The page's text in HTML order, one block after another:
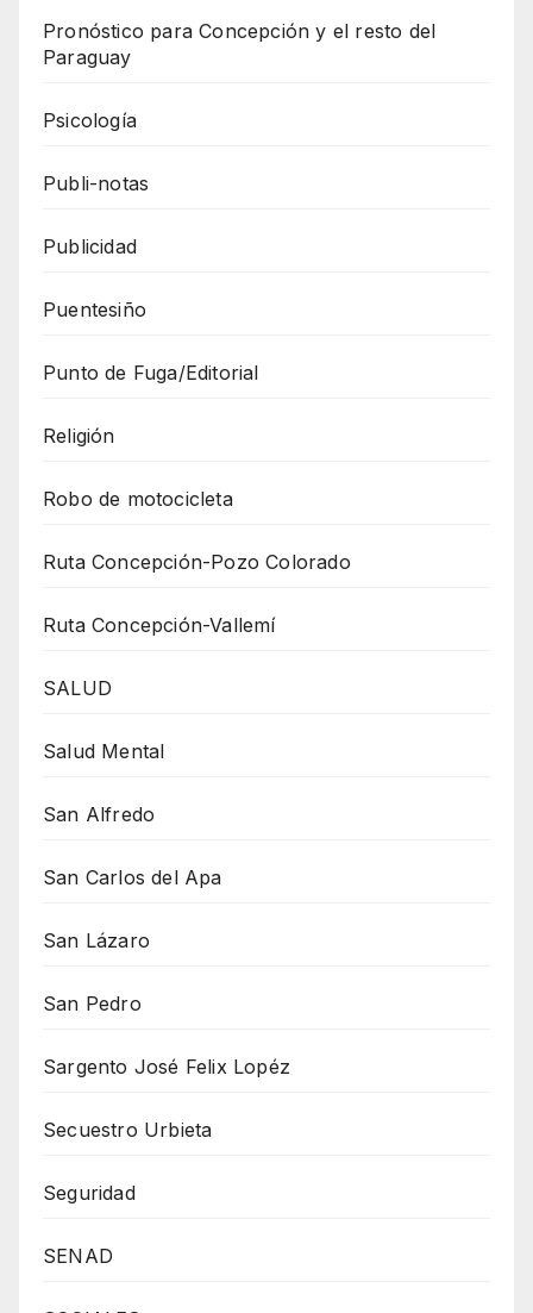
Pronóstico para Concepción y el resto del
Paraguay
Psicología
Publi-notas
Publicidad
Puentesiño
Punto de Fuga/Editorial
Religión
Robo de motocicleta
Ruta Concepción-Pozo Colorado
Ruta Concepción-Vallemí
SALUD
Salud Mental
San Alfredo
San Carlos del Apa
San Lázaro
San Pedro
Sargento José Felix Lopéz
Secuestro Urbieta
Seguridad
SENAD